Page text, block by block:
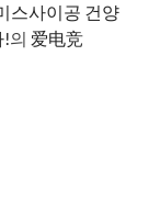
스사이공 건양
!의 爱电竞